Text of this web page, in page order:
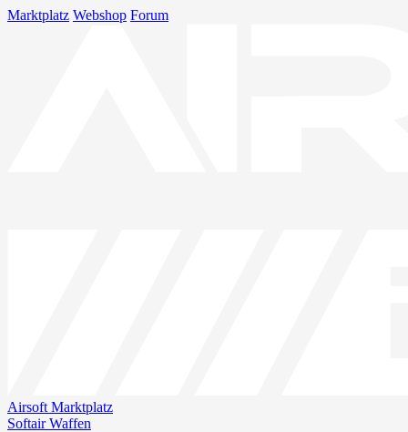
Marktplatz Webshop Forum
Airsoft Marktplatz
Softair Waffen